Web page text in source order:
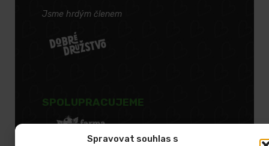
Spravovat souhlas s
Jsme hrdým členem
SPOLUPRACUJEME